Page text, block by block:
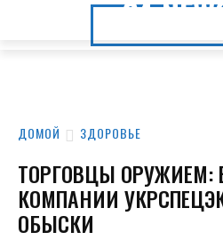
ДОМОЙ ЗДОРОВЬЕ
ТОРГОВЦЫ ОРУЖИЕМ:
КОМПАНИИ
ОБЫСКИ